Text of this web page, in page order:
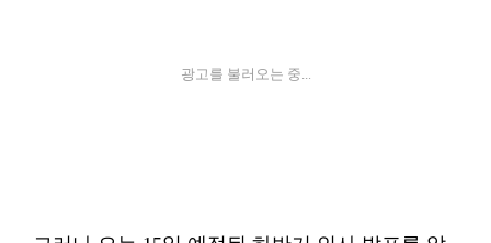
광고를 불러오는 중...